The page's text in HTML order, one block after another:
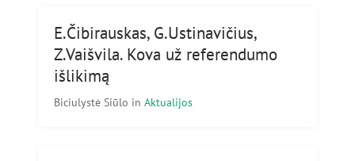
E.Čibirauskas, G.Ustinavičius,
Z.Vaišvila. Kova už referendumo
išlikimą
Biciulystė Siūlo in Aktualijos